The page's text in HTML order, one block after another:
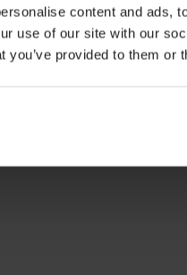
content and ads,
use of our site with our
you’ve provided to them